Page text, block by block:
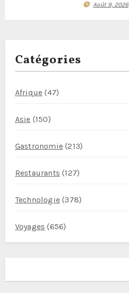
l
e
Août 9, 2026
Catégories
Afrique (47)
Asie (150)
Gastronomie(213)
Restaurants (127)
Technologie(378)
Voyages (656)